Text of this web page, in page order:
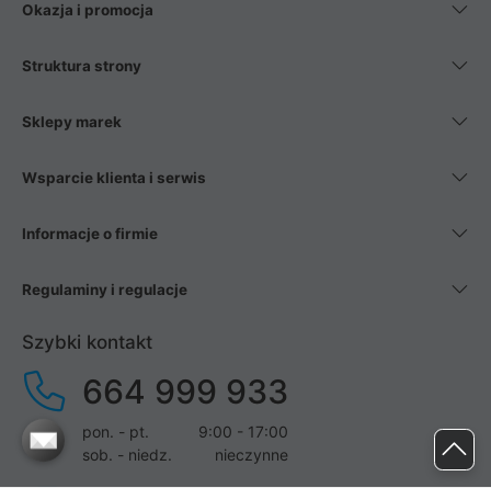
Okazja i promocja
Struktura strony
Sklepy marek
Wsparcie klienta i serwis
Informacje o firmie
Regulaminy i regulacje
Szybki kontakt
664 999 933
pon. - pt.
9:00 - 17:00
sob. - niedz.
nieczynne